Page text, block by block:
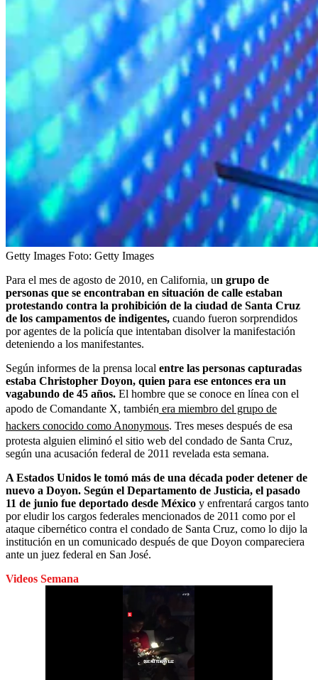
Getty Images Foto: Getty Images
Para el mes de agosto de 2010, en California, un grupo de
personas que se encontraban en situación de calle estaban
protestando contra la prohibición de la ciudad de Santa Cruz
de los campamentos de indigentes, cuando fueron sorprendidos
por agentes de la policía que intentaban disolver la manifestación
deteniendo a los manifestantes.
Según informes de la prensa local entre las personas capturadas
estaba Christopher Doyon, quien para ese entonces era un
vagabundo de 45 años. El hombre que se conoce en línea con el
apodo de Comandante X, también era miembro del grupo de
hackers conocido como Anonymous. Tres meses después de esa
protesta alguien eliminó el sitio web del condado de Santa Cruz,
según una acusación federal de 2011 revelada esta semana.
A Estados Unidos le tomó más de una década poder detener de
nuevo a Doyon. Según el Departamento de Justicia, el pasado
11 de junio fue deportado desde México y enfrentará cargos tanto
por eludir los cargos federales mencionados de 2011 como por el
ataque cibernético contra el condado de Santa Cruz, como lo dijo la
institución en un comunicado después de que Doyon compareciera
ante un juez federal en San José.
Videos Semana